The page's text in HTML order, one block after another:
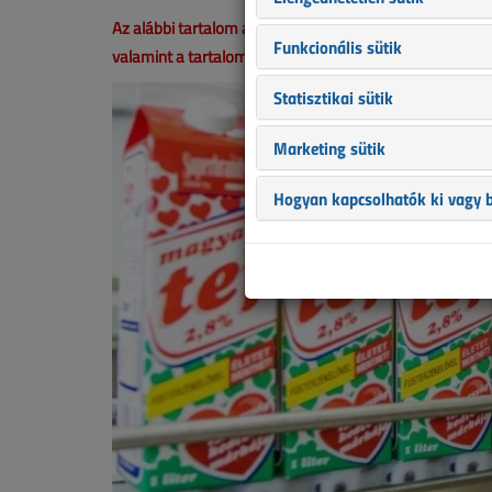
Az alábbi tartalom archív, 5 éve frissült utoljára. A
valamint a tartalom helyenként hiányos lehet (képek,
Funkcionális sütik
Statisztikai sütik
Marketing sütik
Hogyan kapcsolhatók ki vagy